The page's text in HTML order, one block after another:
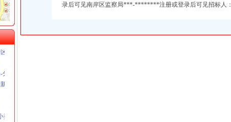
,重庆南岸茶园新区融创欧麓花
支行_【信用信息_诉讼信息_财务
总部办公区-导购-重庆乐居网
享-职业圈
区（经开区）工商注册\变更\注销-
办公室装修_办公室装修费用】-
公室装修公司_办公室装修价格
录后可见南岸区监察局***-********注册或登录后可见招标人：